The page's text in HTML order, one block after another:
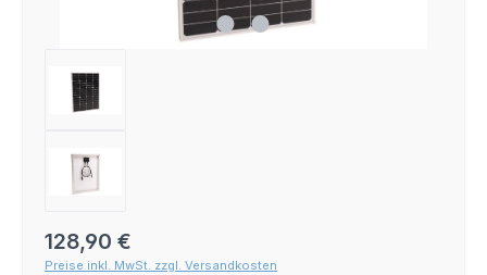
Regulärer Preis:
128,90 €
Preise inkl. MwSt. zzgl. Versandkosten